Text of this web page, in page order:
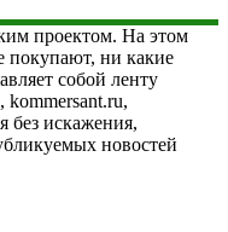
проектом. На этом
покупают, ни какие
собой ленту
kommersant.ru,
без искажения,
новостей